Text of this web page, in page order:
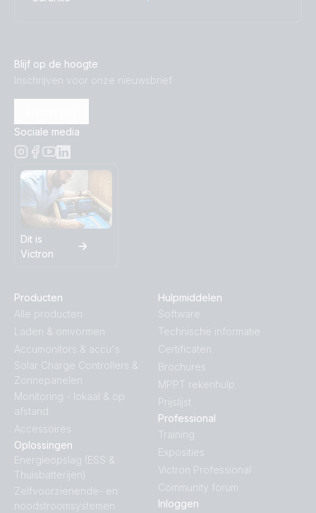
ISO9001 certificate
Blijf op de hoogte
Inschrijven voor onze nieuwsbrief
Sociale media
Dit is
Victron
Producten
Alle producten
Laden & omvormen
Accumonitors & accu's
Solar Charge Controllers &
Zonnepanelen
Monitoring - lokaal & op
afstand
Accessoires
Oplossingen
Energieopslag (ESS &
Thuisbatterijen)
Zelfvoorzienende- en
noodstroomsystemen
Hulpmiddelen
Software
Technische informatie
Certificaten
Brochures
MPPT rekenhulp
Prijslijst
Professional
Training
Exposities
Victron Professional
Community forum
Inloggen